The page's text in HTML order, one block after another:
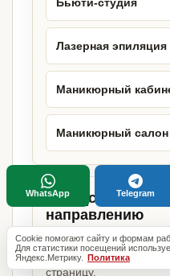
Бьюти-студия
Лазерная эпиляция
Маникюрный
Маникюрный салон
Городские
направлению
Если объект работает
можно сразу открыть
страницу.
Cookie помогают сайту и формам
Для статистики посещений
Яндекс.Метрику. Политика
WhatsApp Telegram